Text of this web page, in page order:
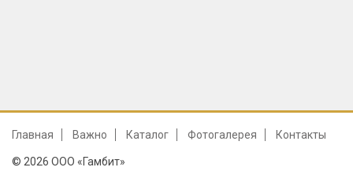
Главная Важно Каталог Фотогалерея Контакты
© 2026 ООО «Гамбит»